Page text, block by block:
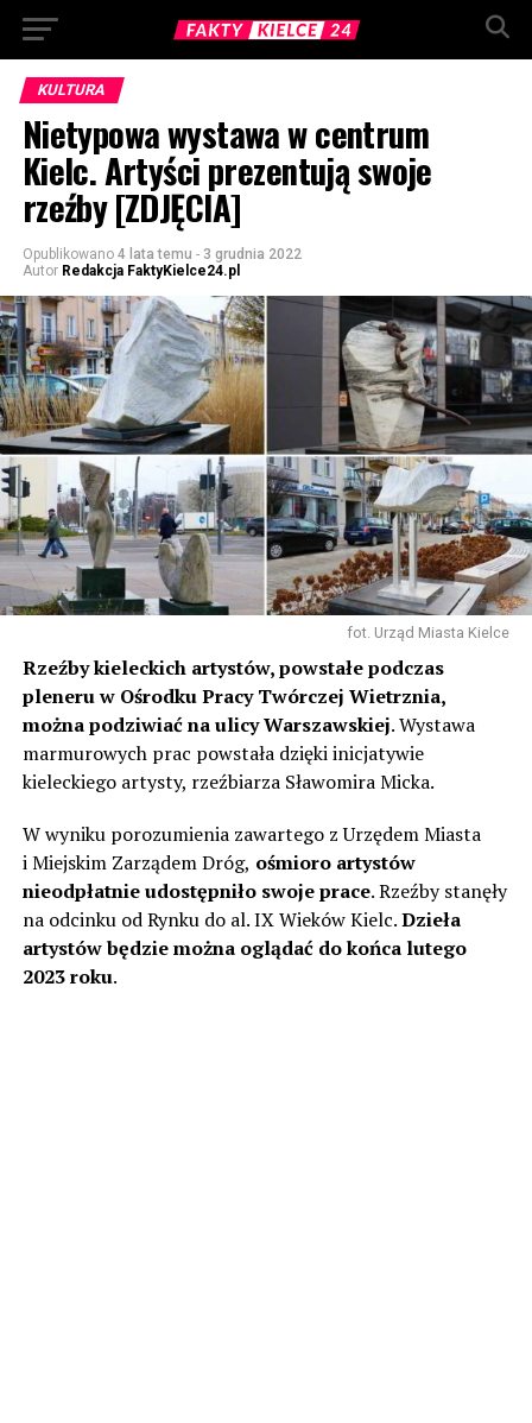
KULTURA
Nietypowa wystawa w centrum
Kielc. Artyści prezentują swoje
rzeźby [ZDJĘCIA]
Opublikowano 4 lata temu - 3 grudnia 2022
Autor Redakcja FaktyKielce24.pl
fot. Urząd Miasta Kielce
Rzeźby kieleckich artystów, powstałe podczas
pleneru w Ośrodku Pracy Twórczej Wietrznia,
można podziwiać na ulicy Warszawskiej. Wystawa
marmurowych prac powstała dzięki inicjatywie
kieleckiego artysty, rzeźbiarza Sławomira Micka.
W wyniku porozumienia zawartego z Urzędem Miasta
i Miejskim Zarządem Dróg, ośmioro artystów
nieodpłatnie udostępniło swoje prace. Rzeźby stanęły
na odcinku od Rynku do al. IX Wieków Kielc.Dzieła
artystów będzie można oglądać do końca lutego
2023 roku.